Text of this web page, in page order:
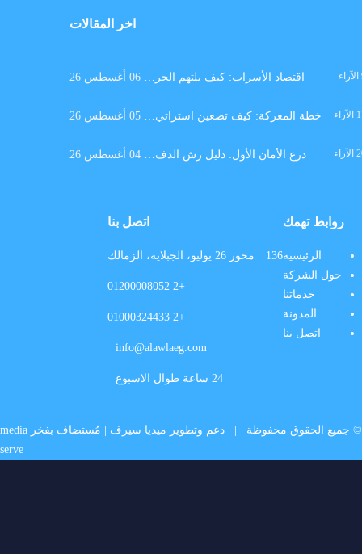
اخر المقالات
اقتصاد الأسراب: كيف يلتهم الجر… 06 أغسطس 26 الآراء
خطة المعركة: كيف تضعين استراتي… 05 أغسطس 26 الآراء
درع الأمان الأول: دليل رش الدف… 04 أغسطس 26 الآراء
روابط تهمك
الرئيسية
حول الشركة
خدماتنا
المدونة
اتصل بنا
اتصل بنا
136 محور 26 يوليو، الجبلاية، الزمالك
+2 01200008052
+2 01000324433
info@alawlaeg.com
© جميع الحقوق محفوظة | دعم وتطوير ميديا سيرف | مُستضاف بفخر media
serve